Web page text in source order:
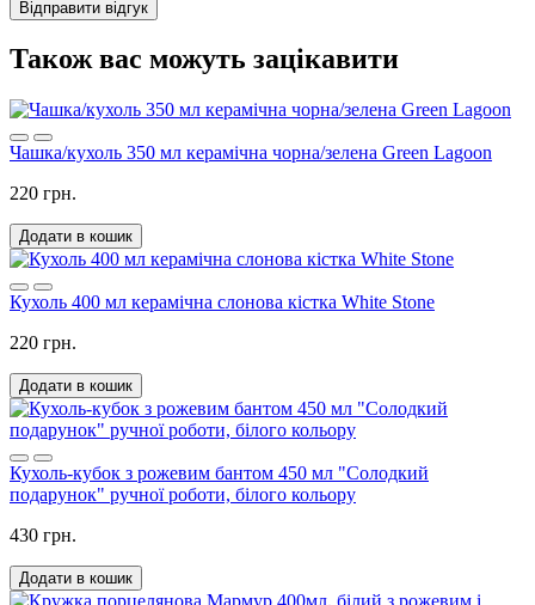
Відправити відгук
Також вас можуть зацікавити
Чашка/кухоль 350 мл керамічна чорна/зелена Green Lagoon
220 грн.
Додати в кошик
Кухоль 400 мл керамічна слонова кістка White Stone
220 грн.
Додати в кошик
Кухоль-кубок з рожевим бантом 450 мл "Солодкий
подарунок" ручної роботи, білого кольору
430 грн.
Додати в кошик